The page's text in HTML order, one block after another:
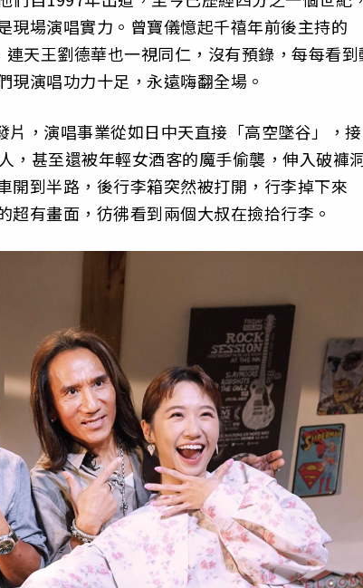
現場演唱實力。曾寶儀憶起千禧年前後主持的
天王劉德華也一視同仁，沒有預錄，每每看到
演唱功力十足，永遠嗨翻全場。
，演唱事業從如日中天直接「高空墜谷」，接
甚至還被年輕女酒客的魔手偷襲，伸入破褲
開到半路，後行李箱突然被打開，行李掉下來
有畫面，彷彿看到兩個大叔在撿拾行李。